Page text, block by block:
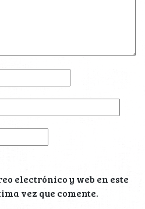
electrónico y web en este
vez que comente.